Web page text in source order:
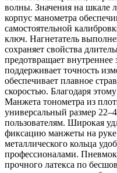
волны. Значения на шкале
корпус манометра
самостоятельной
ключ. Нагнетатель
сохраняет свойства
предотвращает внутреннее
поддерживает точность
обеспечивает плавное
скоростью. Благодаря
Манжета тонометра из
универсальный размер
пользователям. Широкая
фиксацию манжеты на
металлического кольца
профессионалами.
прочного латекса по